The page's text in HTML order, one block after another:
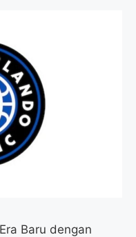
b
o
o
k
Baru dengan